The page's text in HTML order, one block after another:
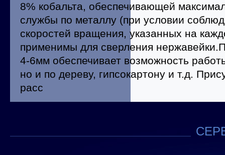
8% кобальта, обеспечивающей
службы по металлу (при условии
скоростей вращения, указанных на
применимы для сверления
4-6мм обеспечивает возможность
но и по дереву, гипсокартону и т.д.
расс